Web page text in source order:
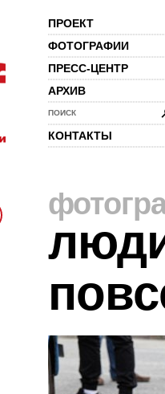
ПРОЕКТ
ФОТОГРАФИИ
ПРЕСС-ЦЕНТР
АРХИВ
ПОИСК
КОНТАКТЫ